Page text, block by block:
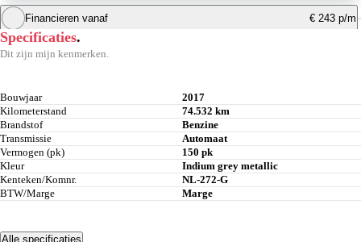
Financieren vanaf € 243 p/m
Krediettabel
Specificaties.
Dit zijn mijn kenmerken.
Bouwjaar
2017
Kilometerstand
74.532 km
Brandstof
Benzine
Transmissie
Automaat
Vermogen (pk)
150 pk
Kleur
Indium grey metallic
Kenteken/Komnr.
NL-272-G
BTW/Marge
Marge
Alle specificaties